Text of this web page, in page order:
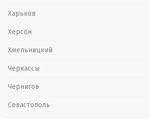
Харьков
Херсон
Хмельницкий
Черкассы
Чернигов
Севастополь